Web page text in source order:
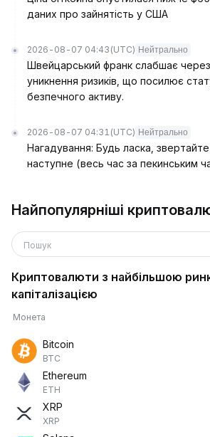
даних про зайнятість у США
2026-08-07 04:43 (UTC) Нейтрально
Швейцарський франк слабшає
уникнення ризиків, що посилює
безпечного активу.
2026-08-07 04:31 (UTC) Нейтрально
Нагадування: Будь ласка,
наступне (весь час за пекинським
Найпопулярніші
Пошук
Криптовалюти з найбільшою
капіталізацією
Монета
Bitcoin
BTC
Ethereum
ETH
XRP
XRP